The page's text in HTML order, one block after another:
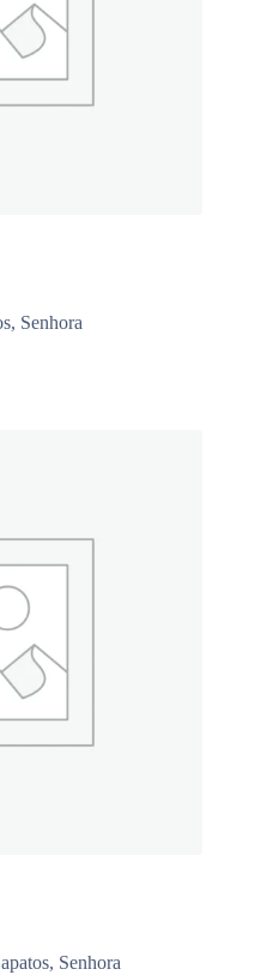
, Senhora
, Senhora